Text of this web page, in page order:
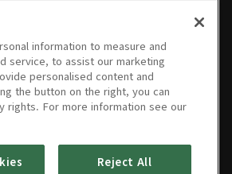
PREMIUM
21회
PREMIUM
22회
PREMIUM
23회 24회
information to measure and
service, to assist our marketing
personalised content and
the button on the right, you can
rights. For more information see our
Reject All